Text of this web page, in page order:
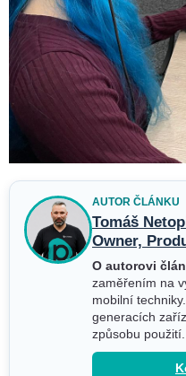
AUTOR ČLÁNKU
Tomáš
Owner,
O autorovi
zaměřením na
mobilní
generacích
způsobu použití.